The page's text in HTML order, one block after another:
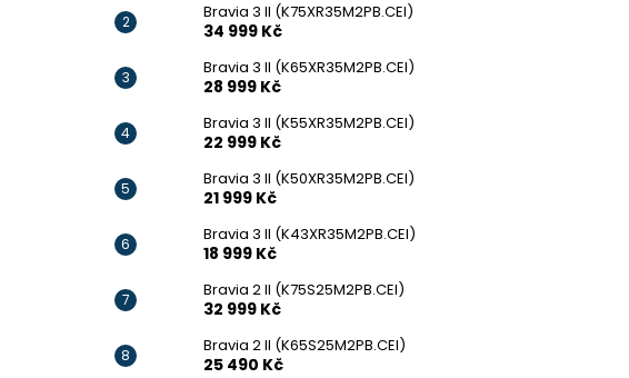
Bravia 3 II (K75XR35M2PB.CEI)
34 999 Kč
Bravia 3 II (K65XR35M2PB.CEI)
28 999 Kč
Bravia 3 II (K55XR35M2PB.CEI)
22 999 Kč
Bravia 3 II (K50XR35M2PB.CEI)
21 999 Kč
Bravia 3 II (K43XR35M2PB.CEI)
18 999 Kč
Bravia 2 II (K75S25M2PB.CEI)
32 999 Kč
Bravia 2 II (K65S25M2PB.CEI)
25 490 Kč